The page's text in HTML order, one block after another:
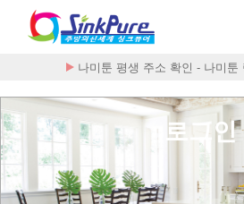
나미툰 평생 주소 확인 - 나미
로그인